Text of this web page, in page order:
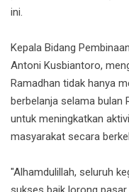
ini.
Kepala Bidang
Antoni Kusbiantoro,
Ramadhan tidak hanya
berbelanja selama bulan
untuk meningkatkan
masyarakat secara
"Alhamdulillah, seluruh